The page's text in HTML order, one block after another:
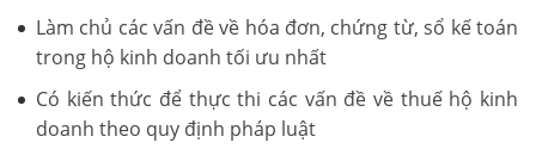
Làm chủ các vấn đề về hóa đơn, chứng từ, sổ kế toán
trong hộ kinh doanh tối ưu nhất
Có kiến thức để thực thi các vấn đề về thuế hộ kinh
doanh theo quy định pháp luật